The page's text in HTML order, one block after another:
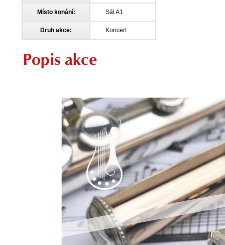
Místo konání: Sál A1
Druh akce: Koncert
Popis akce